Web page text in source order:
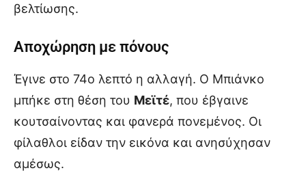
βελτίωσης.
Αποχώρηση με πόνους
Έγινε στο 74ο λεπτό η αλλαγή. Ο Μπιάνκο
μπήκε στη θέση του Μεϊτέ, που έβγαινε
κουτσαίνοντας και φανερά πονεμένος. Οι
φίλαθλοι είδαν την εικόνα και ανησύχησαν
αμέσως.